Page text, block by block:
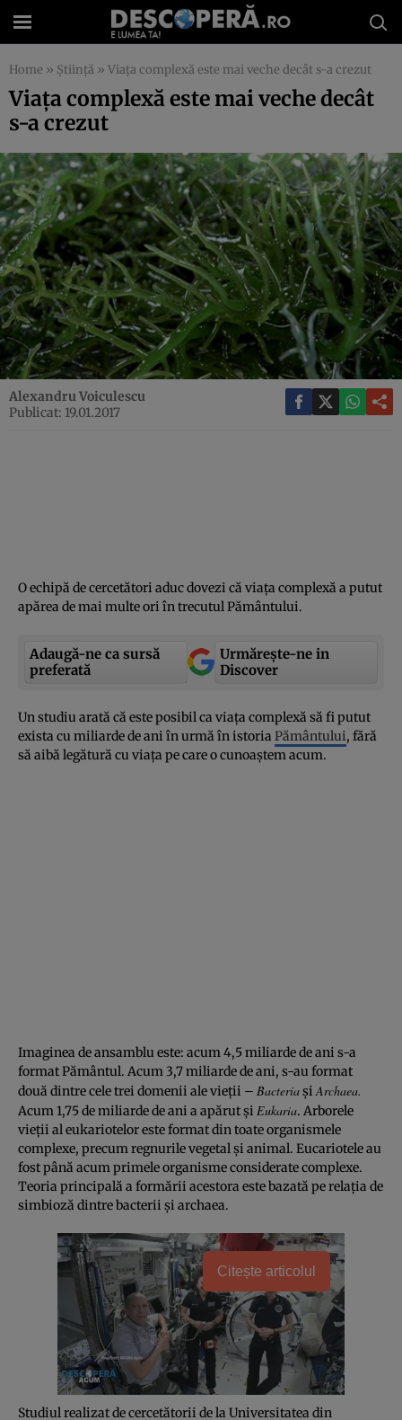
Home » Știință » Viaţa complexă este mai veche decât s-a crezut
Viaţa complexă este mai veche decât
s-a crezut
Alexandru Voiculescu
Publicat: 19.01.2017
O echipă de cercetători aduc dovezi că viaţa complexă a putut
apărea de mai multe ori în trecutul Pământului.
Adaugă-ne ca sursă
preferată
Urmărește-ne in
Discover
Un studiu arată că este posibil ca viaţa complexă să fi putut
exista cu miliarde de ani în urmă în istoria Pământului, fără
să aibă legătură cu viaţa pe care o cunoaştem acum.
Imaginea de ansamblu este: acum 4,5 miliarde de ani s-a
format Pământul. Acum 3,7 miliarde de ani, s-au format
două dintre cele trei domenii ale vieţii – BacteriaşiArchaea.
Acum 1,75 de miliarde de ani a apărut şi Eukaria. Arborele
vieţii al eukariotelor este format din toate organismele
complexe, precum regnurile vegetal şi animal. Eucariotele au
fost până acum primele organisme considerate complexe.
Teoria principală a formării acestora este bazată pe relaţia de
simbioză dintre bacterii şi archaea.
Citește articolul
Studiul realizat de cercetătorii de la Universitatea din